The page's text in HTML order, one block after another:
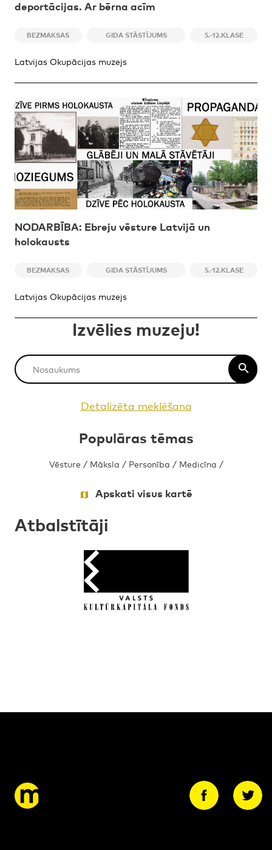
deportācijas. Ar bērna acīm
BEZMAKSAS GIDA STĀSTĪJUMS 5.-12.KLASE
Latvijas Okupācijas muzejs
NODARBĪBA: Ebreju vēsture Latvijā un
holokausts
BEZMAKSAS GIDA STĀSTĪJUMS 5.-12.KLASE
Latvijas Okupācijas muzejs
Izvēlies muzeju!
Detalizēta meklēšana
Populāras tēmas
Vēsture / Māksla / Personība / Medicīna /
Apskati visus kartē
Atbalstītāji